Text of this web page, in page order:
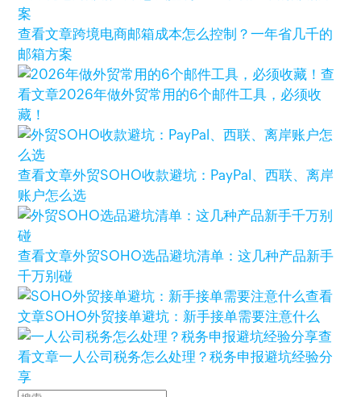
查看文章跨境电商邮箱成本怎么控制？一年省几千的
邮箱方案
查
看文章2026年做外贸常用的6个邮件工具，必须收
藏！
查看文章外贸SOHO收款避坑：PayPal、西联、离岸
账户怎么选
查看文章外贸SOHO选品避坑清单：这几种产品新手
千万别碰
查看
文章SOHO外贸接单避坑：新手接单需要注意什么
查
看文章一人公司税务怎么处理？税务申报避坑经验分
享